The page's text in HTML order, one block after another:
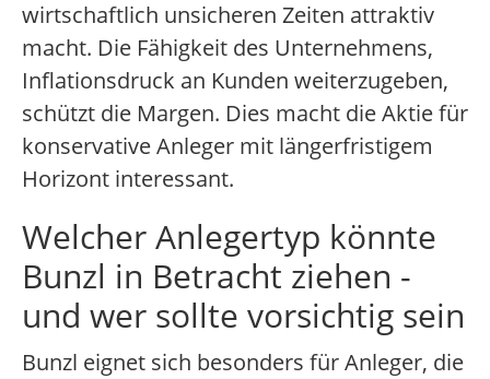
wirtschaftlich unsicheren Zeiten attraktiv
macht. Die Fähigkeit des Unternehmens,
Inflationsdruck an Kunden weiterzugeben,
schützt die Margen. Dies macht die Aktie für
konservative Anleger mit längerfristigem
Horizont interessant.
Welcher Anlegertyp könnte
Bunzl in Betracht ziehen -
und wer sollte vorsichtig sein
Bunzl eignet sich besonders für Anleger, die